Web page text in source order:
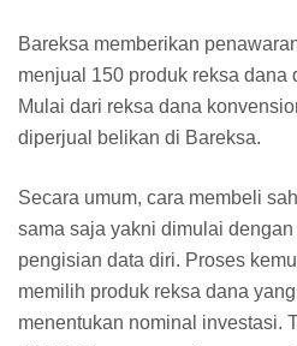
Bareksa memberikan
menjual 150 produk reksa dana
Mulai dari reksa dana
diperjual belikan di Bareksa.
Secara umum, cara membeli
sama saja yakni dimulai
pengisian data diri. Proses
memilih produk reksa dana
menentukan nominal investasi.